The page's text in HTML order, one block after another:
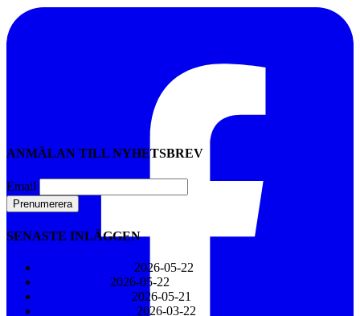
ANMÄLAN TILL NYHETSBREV
Email
SENASTE INLÄGGEN
2026-05-22
2026-05-22
2026-05-21
2026-03-22